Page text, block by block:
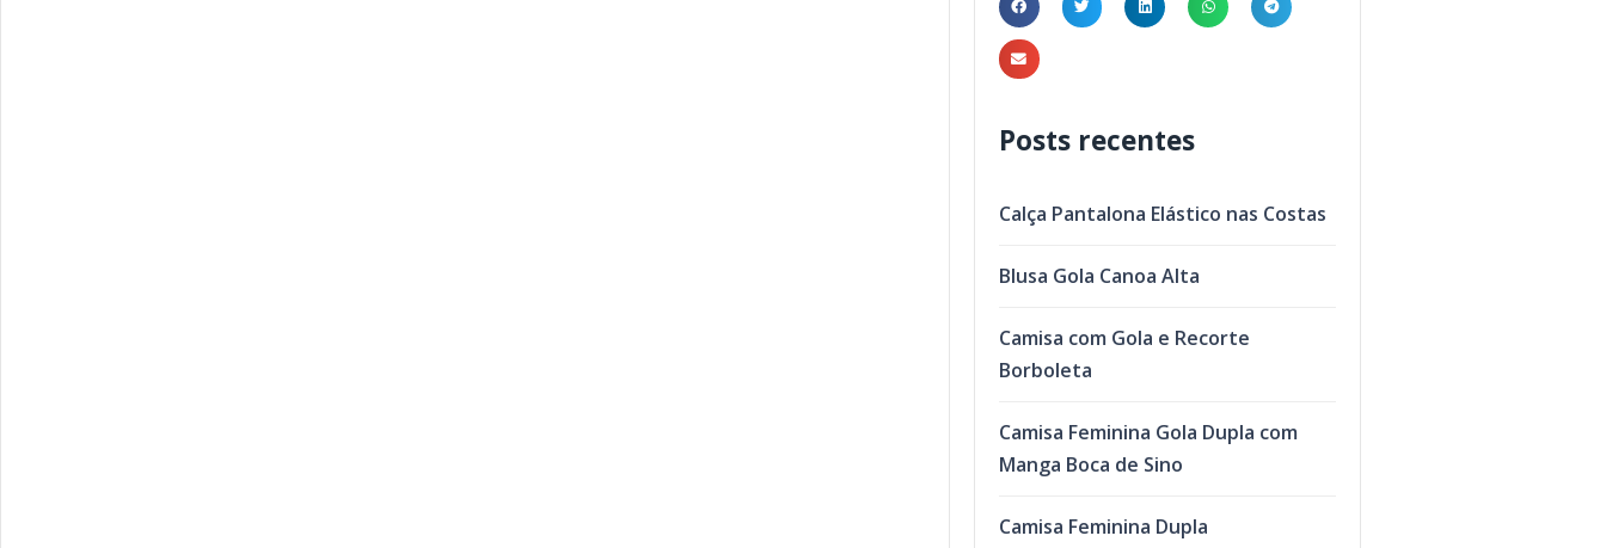
Posts recentes
Calça Pantalona Elástico nas Costas
Blusa Gola Canoa Alta
Camisa com Gola e Recorte
Borboleta
Camisa Feminina Gola Dupla com
Manga Boca de Sino
Camisa Feminina Dupla